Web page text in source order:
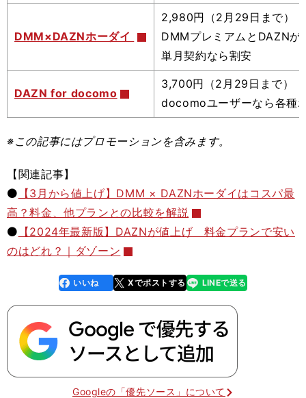
DMM×DAZNホーダイ
2,980円（2月29日まで）
DMMプレミアムとDAZN
単月契約なら割安
DAZN for docomo
3,700円（2月29日まで）
docomoユーザーなら各種
※この記事にはプロモーションを含みます。
【関連記事】
⚫️ 【3月から値上げ】DMM × DAZNホーダイはコスパ最
高？料金、他プランとの比較を解説
⚫️ 【2024年最新版】DAZNが値上げ 料金プランで安い
のはどれ？｜ダゾーン
faceboo
k
いいね Xでポストする
line LINEで送る
Googleの「優先ソース」について